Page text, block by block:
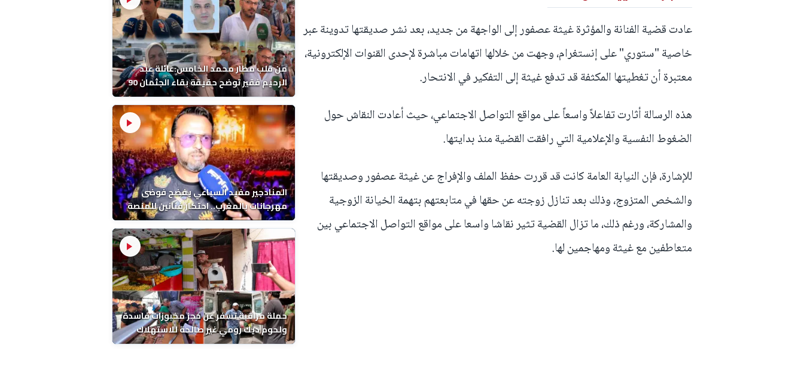
من قلب مطار محمد الخامس:عائلة عبد
الرحيم فقير توضح حقيقة بقاء الجثمان 90
يوماً قبل إعادته إلى المغرب
المنادجير مفيد السباعي يفضح فوضى
مهرجانات بالمغرب.. احتكار فنانين للمنصة
واقصاء اخرين
حملة مراقبة تسفر عن حجز مخبوزات فاسدة
ولحوم ديك رومي غير صالحة للاستهلاك
بالحي الحسني
عادت قضية الفنانة والمؤثرة غيثة عصفور إلى الواجهة من جديد، بعد نشر صديقتها تدوينة عبر
خاصية "ستوري" على إنستغرام، وجهت من خلالها اتهامات مباشرة لإحدى القنوات الإلكترونية،
معتبرة أن تغطيتها المكثفة قد تدفع غيثة إلى التفكير في الانتحار.
هذه الرسالة أثارت تفاعلاً واسعاً على مواقع التواصل الاجتماعي، حيث أعادت النقاش حول
الضغوط النفسية والإعلامية التي رافقت القضية منذ بدايتها.
للإشارة، فإن النيابة العامة كانت قد قررت حفظ الملف والإفراج عن غيثة عصفور وصديقتها
والشخص المتزوج، وذلك بعد تنازل زوجته عن حقها في متابعتهم بتهمة الخيانة الزوجية
والمشاركة، ورغم ذلك، ما تزال القضية تثير نقاشا واسعا على مواقع التواصل الاجتماعي بين
متعاطفين مع غيثة ومهاجمين لها.